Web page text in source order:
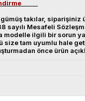
gümüş takılar,
sayılı Mesafeli
modelle ilgili bir sorun
tam uyumlu hale
önce ürün